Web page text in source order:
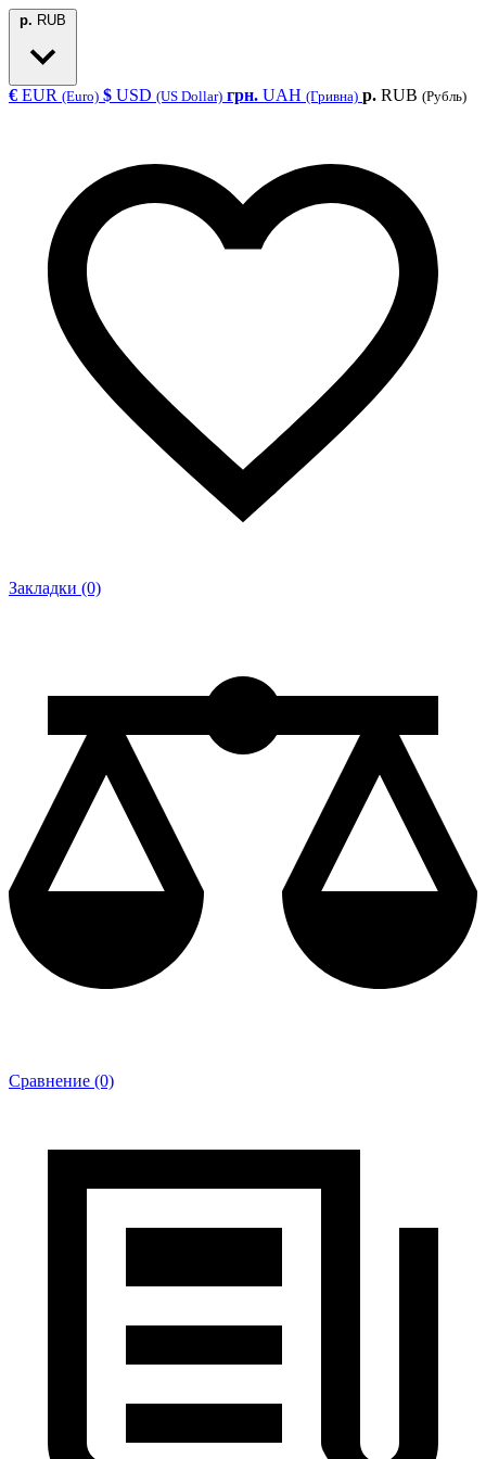
р. RUB
€ EUR (Euro) $ USD (US Dollar) грн. UAH (Гривна) р. RUB (Рубль)
Закладки (0)
Сравнение (0)